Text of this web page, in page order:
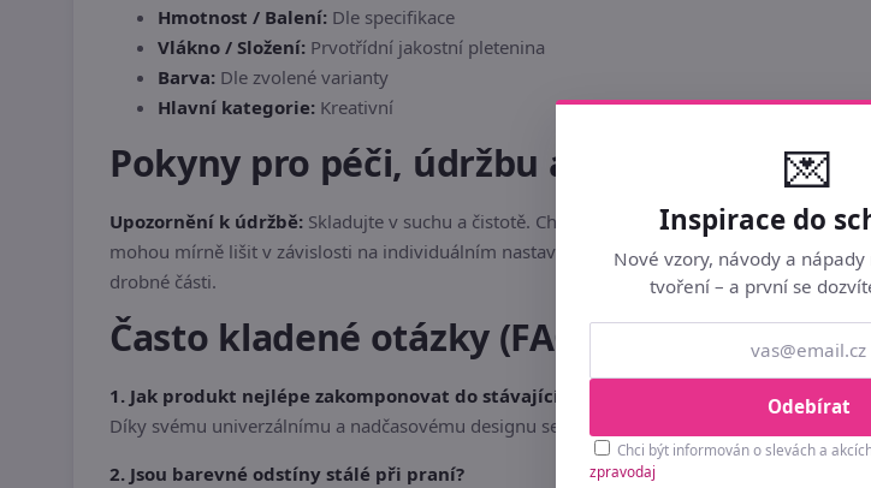
Hmotnost / Balení: Dle specifikace
Vlákno / Složení: Prvotřídní jakostní pletenina
Barva: Dle zvolené varianty
Hlavní kategorie: Kreativní
Pokyny pro péči, údržbu a bezpečnost
Upozornění k údržbě: Skladujte v suchu a čistotě. Chraňte před dlouhodobým přímým
mohou mírně lišit v závislosti na individuálním nastavení vašeho monitoru či displeje
drobné části.
Často kladené otázky (FAQ)
1. Jak produkt nejlépe zakomponovat do stávajícího aranžmá?
Díky svému univerzálnímu a nadčasovému designu se výborně doplňuje s
2. Jsou barevné odstíny stálé při praní?
💌
Inspirace do
Nové vzory, návody a
tvoření – a první se
Odebírat
Chci být informován o slevách a
zpravodaj